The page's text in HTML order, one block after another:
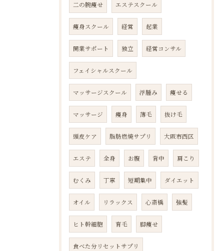
二の腕痩せ エステスクール
痩身スクール 経営 起業
開業サポート 独立 経営コンサル
フェイシャルスクール
マッサージスクール 浮腫み 痩せる
マッサージ 痩身 薄毛 抜け毛
頭皮ケア 脂肪燃焼サプリ 大阪市西区
エステ 全身 お腹 背中 肩こり
むくみ 丁寧 短期集中 ダイエット
オイル リラックス 心斎橋 強髪
ヒト幹細胞 育毛 脚痩せ
食べた分リセットサプリ